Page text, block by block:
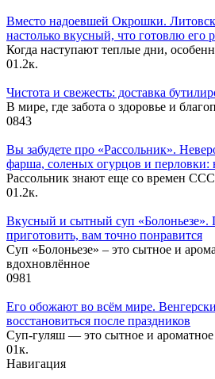
Вместо надоевшей Окрошки.
настолько вкусный, что готовлю его
Когда наступают теплые дни,
01.2к.
Чистота и свежесть: доставка
В мире, где забота о здоровье и
0843
Вы забудете про «Рассольник».
фарша, соленых огурцов и перловки:
Рассольник знают еще со времен
01.2к.
Вкусный и сытный cуп «Болоньезе».
приготовить, вам точно понравится
Суп «Болоньезе» – это сытное и
вдохновлённое
0981
Его обожают во всём мире.
восстановиться после праздников
Суп-гуляш — это сытное и ароматное
01к.
Навигация